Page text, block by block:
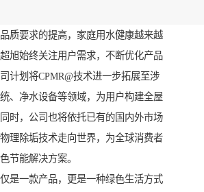
质要求的提高，家庭用水健康越来越
旭始终关注用户需求，不断优化产品
计划将CPMR@技术进一步拓展至涉
、净水设备等领域，为用户构建全屋
时，公司也将依托已有的国内外市场
理除垢技术走向世界，为全球消费者
节能解决方案。
是一款产品，更是一种绿色生活方式